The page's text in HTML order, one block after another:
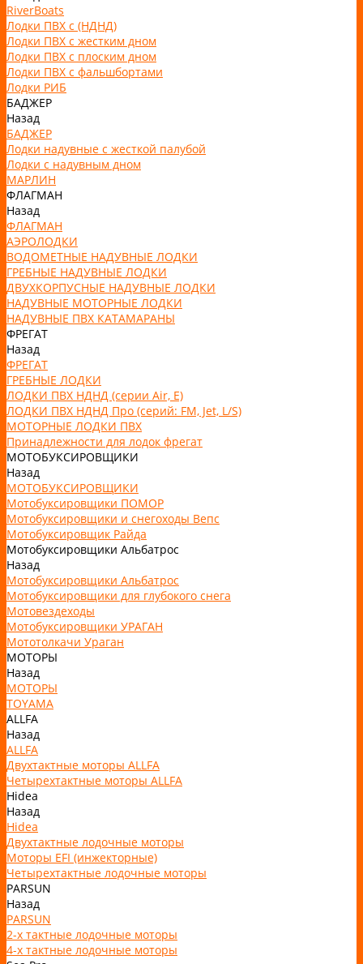
RiverBoats
Лодки ПВХ с (НДНД)
Лодки ПВХ с жестким дном
Лодки ПВХ с плоским дном
Лодки ПВХ с фальшбортами
Лодки РИБ
БАДЖЕР
Назад
БАДЖЕР
Лодки надувные с жесткой палубой
Лодки с надувным дном
МАРЛИН
ФЛАГМАН
Назад
ФЛАГМАН
АЭРОЛОДКИ
ВОДОМЕТНЫЕ НАДУВНЫЕ ЛОДКИ
ГРЕБНЫЕ НАДУВНЫЕ ЛОДКИ
ДВУХКОРПУСНЫЕ НАДУВНЫЕ ЛОДКИ
НАДУВНЫЕ МОТОРНЫЕ ЛОДКИ
НАДУВНЫЕ ПВХ КАТАМАРАНЫ
ФРЕГАТ
Назад
ФРЕГАТ
ГРЕБНЫЕ ЛОДКИ
ЛОДКИ ПВХ НДНД (серии Air, Е)
ЛОДКИ ПВХ НДНД Про (серий: FM, Jet, L/S)
МОТОРНЫЕ ЛОДКИ ПВХ
Принадлежности для лодок фрегат
МОТОБУКСИРОВЩИКИ
Назад
МОТОБУКСИРОВЩИКИ
Мотобуксировщики ПОМОР
Мотобуксировщики и снегоходы Вепс
Мотобуксировщик Райда
Мотобуксировщики Альбатрос
Назад
Мотобуксировщики Альбатрос
Мотобуксировщики для глубокого снега
Мотовездеходы
Мотобуксировщики УРАГАН
Мототолкачи Ураган
МОТОРЫ
Назад
МОТОРЫ
TOYAMA
ALLFA
Назад
ALLFA
Двухтактные моторы ALLFA
Четырехтактные моторы ALLFA
Hidea
Назад
Hidea
Двухтактные лодочные моторы
Моторы EFI (инжекторные)
Четырехтактные лодочные моторы
PARSUN
Назад
PARSUN
2-х тактные лодочные моторы
4-х тактные лодочные моторы